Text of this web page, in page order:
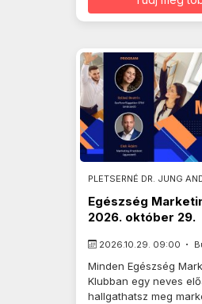
PLETSERNÉ DR. JUNG
Egészség
2026. október 29.
2026.10.29. 09:00
Minden Egészség
Klubban egy neves
hallgathatsz meg